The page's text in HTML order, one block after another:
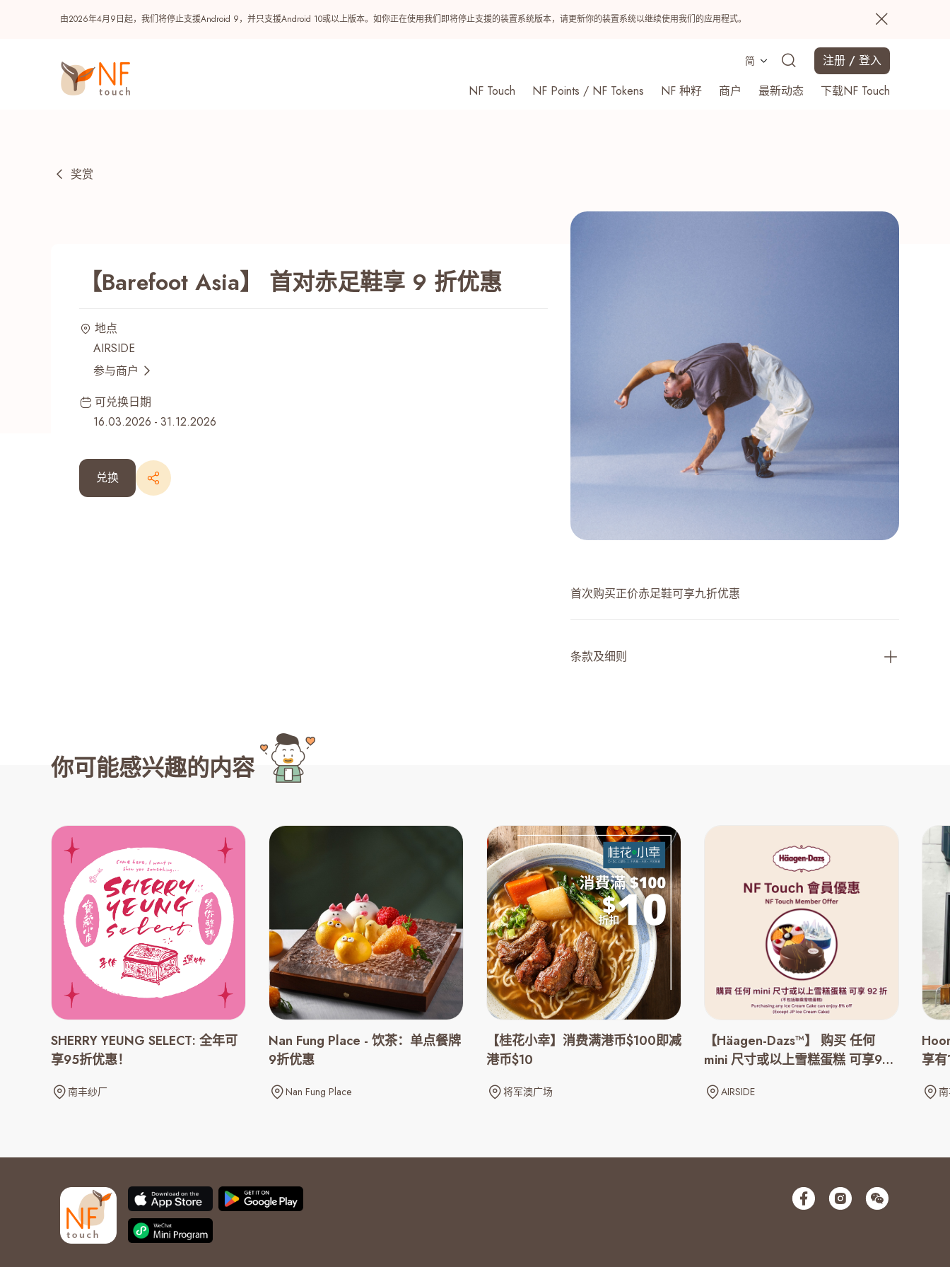
由2026年4月9日起，我们将停止支援Android 9，并只支援Android 10或以上版本。如你正在使用我们即将停止支援的装置系统版本，请更新你的装置系统以继续使用我们的应用程式。
简
注册 / 登入
NF Touch
NF Points / NF Tokens NF 种籽 商户 最新动态 下载NF Touch
NF 种籽 NF Points AIRSIDE 奖赏
最近搜寻纪录
奖赏
【Barefoot Asia】 首对赤足鞋享 9 折优惠
地点
AIRSIDE
参与商户
可兑换日期
16.03.2026 - 31.12.2026
兑换
首次购买正价赤足鞋可享九折优惠
条款及细则
你可能感兴趣的内容
SHERRY YEUNG SELECT: 全年可
享95折优惠！
南丰纱厂
Nan Fung Place - 饮茶：单点餐牌
9折优惠
Nan Fung Place
【桂花小幸】消费满港币$100即减
港币$10
将军澳广场
【Häagen-Dazs™】 购买 任何
mini 尺寸或以上雪糕蛋糕 可享92
AIRSIDE
享